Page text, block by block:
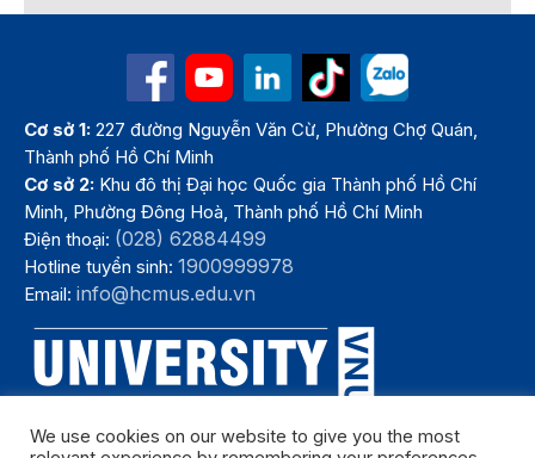
Cơ sở 1: 227 đường Nguyễn Văn Cừ, Phường Chợ Quán,
Thành phố Hồ Chí Minh
Cơ sở 2: Khu đô thị Đại học Quốc gia Thành phố Hồ Chí
Minh, Phường Đông Hoà, Thành phố Hồ Chí Minh
Điện thoại: (028) 62884499
Hotline tuyển sinh:1900999978
Email:info@hcmus.edu.vn
We use cookies on our website to give you the most